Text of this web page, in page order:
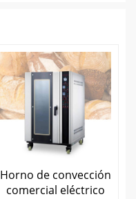
Horno de convección
comercial eléctrico